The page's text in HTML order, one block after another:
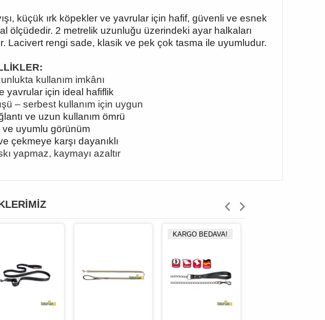
küçük ırk köpekler ve yavrular için hafif, güvenli ve esnek
ölçüdedir. 2 metrelik uzunluğu üzerindeki ayar halkaları
Lacivert rengi sade, klasik ve pek çok tasma ile uyumludur.
kullanım imkânı
yavrular için ideal hafiflik
– serbest kullanım için uygun
ve uzun kullanım ömrü
ve uyumlu görünüm
çekmeye karşı dayanıklı
yapmaz, kaymayı azaltır
KARGO BEDAVA!